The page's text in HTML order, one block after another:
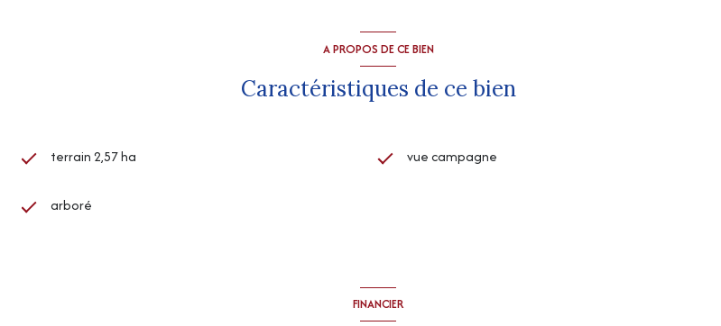
A PROPOS DE CE BIEN
Caractéristiques de ce bien
terrain 2,57 ha vue campagne
arboré
FINANCIER